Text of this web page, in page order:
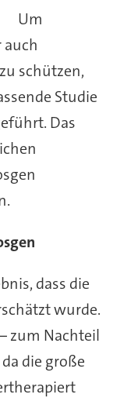
Um
auch
schützen,
Studie
Das
dass die
wurde.
zum Nachteil
die große